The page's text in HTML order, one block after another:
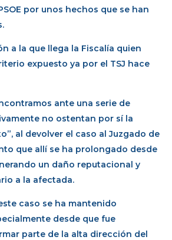
por unos hechos que se han
a la que llega la Fiscalía quien
expuesto ya por el TSJ hace
ante una serie de
no ostentan por sí la
al devolver el caso al Juzgado de
que allí se ha prolongado desde
un daño reputacional y
a la afectada.
caso se ha mantenido
desde que fue
parte de la alta dirección del